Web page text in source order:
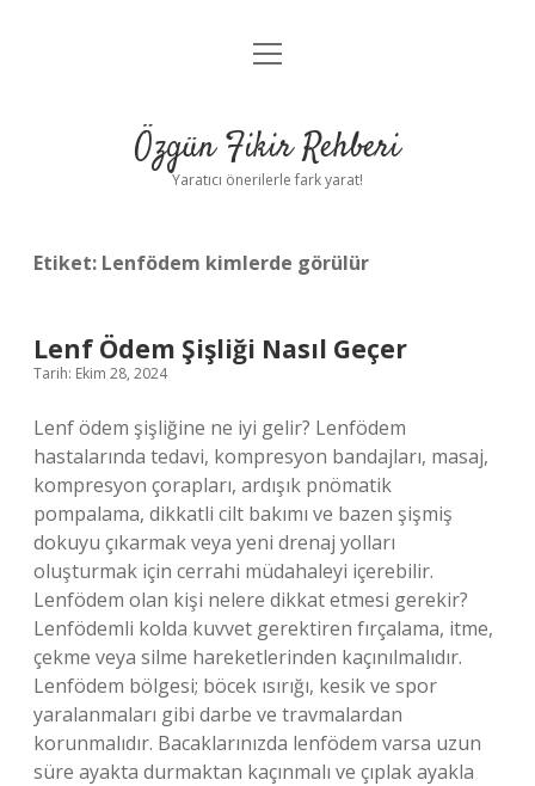
Gizlilik Politikası
Yasal Uyarı
menüyü
Özgün Fikir Rehberi
Yaratıcı önerilerle fark yarat!
Etiket: Lenfödem kimlerde görülür
Lenf Ödem Şişliği Nasıl Geçer
Tarih: Ekim 28, 2024
Lenf ödem şişliğine ne iyi gelir? Lenfödem
hastalarında tedavi, kompresyon bandajları, masaj,
kompresyon çorapları, ardışık pnömatik
pompalama, dikkatli cilt bakımı ve bazen şişmiş
dokuyu çıkarmak veya yeni drenaj yolları
oluşturmak için cerrahi müdahaleyi içerebilir.
Lenfödem olan kişi nelere dikkat etmesi gerekir?
Lenfödemli kolda kuvvet gerektiren fırçalama, itme,
çekme veya silme hareketlerinden kaçınılmalıdır.
Lenfödem bölgesi; böcek ısırığı, kesik ve spor
yaralanmaları gibi darbe ve travmalardan
korunmalıdır. Bacaklarınızda lenfödem varsa uzun
süre ayakta durmaktan kaçınmalı ve çıplak ayakla